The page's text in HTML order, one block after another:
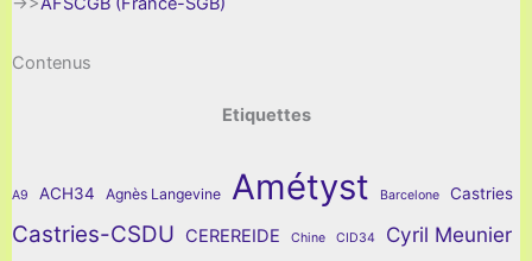
Contenus
Etiquettes
A9 ACH34 Agnès Langevine Amétyst Barcelone Castries
Castries-CSDU CEREREIDE Chine CID34 Cyril Meunier